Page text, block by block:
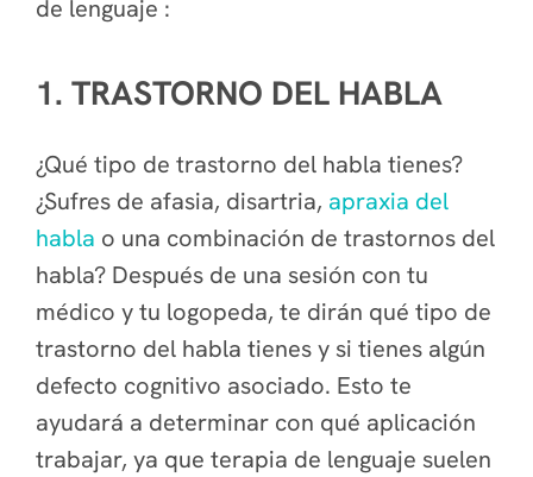
de lenguaje :
1. TRASTORNO DEL HABLA
¿Qué tipo de trastorno del habla tienes?
¿Sufres de afasia, disartria, apraxia del
habla o una combinación de trastornos del
habla? Después de una sesión con tu
médico y tu logopeda, te dirán qué tipo de
trastorno del habla tienes y si tienes algún
defecto cognitivo asociado. Esto te
ayudará a determinar con qué aplicación
trabajar, ya que terapia de lenguaje suelen